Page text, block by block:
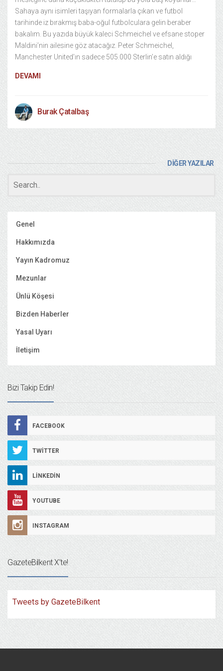
Sahaya aynı isimleri taşıyan formalarla çıkan ve futbol
tarihinde iz bırakmış baba-oğul futbolculara gelin beraber
bakalım. Bu yazıda büyük kaleci Schmeichel ve efsane stoper
Maldini’nin ailesine göz atacağız. Peter Schmeichel,
Manchester United’ın sadece 505.000 Sterlin’e satın aldığı
DEVAMI
Burak Çatalbaş
DİĞER YAZILAR
Genel
Hakkımızda
Yayın Kadromuz
Mezunlar
Ünlü Köşesi
Bizden Haberler
Yasal Uyarı
İletişim
Bizi Takip Edin!
FACEBOOK
TWITTER
LINKEDIN
YOUTUBE
INSTAGRAM
GazeteBilkent X’te!
Tweets by GazeteBilkent